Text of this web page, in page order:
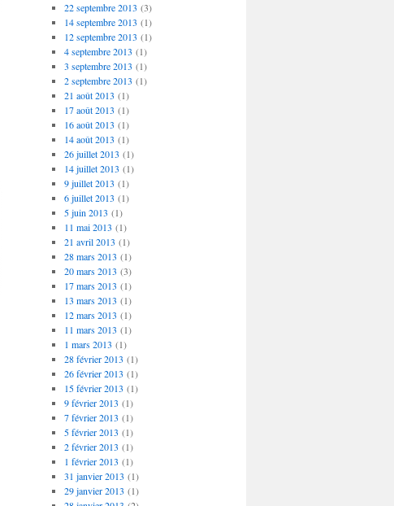
22 septembre 2013 (3)
14 septembre 2013 (1)
12 septembre 2013 (1)
4 septembre 2013 (1)
3 septembre 2013 (1)
2 septembre 2013 (1)
21 août 2013 (1)
17 août 2013 (1)
16 août 2013 (1)
14 août 2013 (1)
26 juillet 2013 (1)
14 juillet 2013 (1)
9 juillet 2013 (1)
6 juillet 2013 (1)
5 juin 2013 (1)
11 mai 2013 (1)
21 avril 2013 (1)
28 mars 2013 (1)
20 mars 2013 (3)
17 mars 2013 (1)
13 mars 2013 (1)
12 mars 2013 (1)
11 mars 2013 (1)
1 mars 2013 (1)
28 février 2013 (1)
26 février 2013 (1)
15 février 2013 (1)
9 février 2013 (1)
7 février 2013 (1)
5 février 2013 (1)
2 février 2013 (1)
1 février 2013 (1)
31 janvier 2013 (1)
29 janvier 2013 (1)